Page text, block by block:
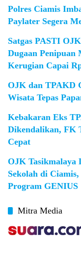
Polres Ciamis
Paylater Segera
Satgas PASTI
Dugaan
Kerugian Capai
OJK dan TPAKD
Wisata Tepas
Kebakaran Eks
Dikendalikan, FK
Cepat
OJK Tasikmalaya
Sekolah di
Program GENIUS
Mitra Media